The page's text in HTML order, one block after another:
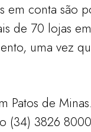
conta são
de 70 lojas
uma vez
de
(34) 3826